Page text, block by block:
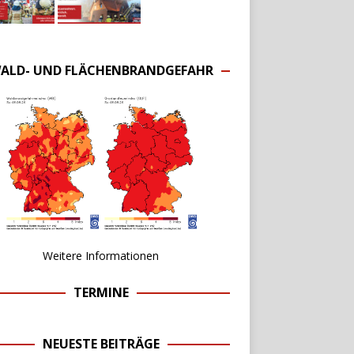
UND FLÄCHENBRANDGEFAHR
Weitere Informationen
TERMINE
NEUESTE BEITRÄGE